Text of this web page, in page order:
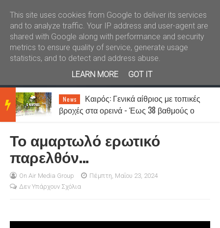
Καλώς ήλθατε Kral News
BRE
AKIN
News
Καιρός: Γενικά αίθριος με τοπικές
βροχές στα ορεινά - Έως 38 βαθμούς ο
Το αμαρτωλό ερωτικό
παρελθόν…
On Air Media Group
Πέμπτη, Μαΐου 23, 2024
Δεν Υπάρχουν Σχόλια
This site uses cookies from Google to deliver its services
and to analyze traffic. Your IP address and user-agent are
shared with Google along with performance and security
metrics to ensure quality of service, generate usage
statistics, and to detect and address abuse.
LEARN MORE
GOT IT